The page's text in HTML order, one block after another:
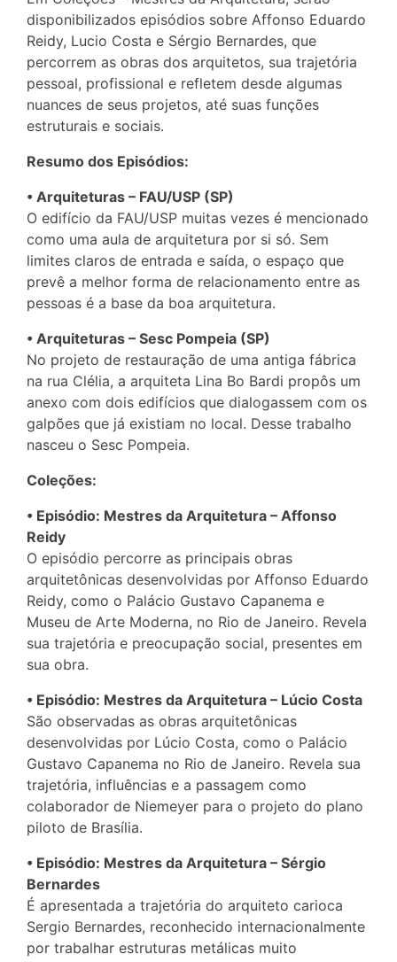
disponibilizados episódios sobre Affonso Eduardo
Reidy, Lucio Costa e Sérgio Bernardes, que
percorrem as obras dos arquitetos, sua trajetória
pessoal, profissional e refletem desde algumas
nuances de seus projetos, até suas funções
estruturais e sociais.
Resumo dos Episódios:
• Arquiteturas – FAU/USP (SP)
O edifício da FAU/USP muitas vezes é mencionado
como uma aula de arquitetura por si só. Sem
limites claros de entrada e saída, o espaço que
prevê a melhor forma de relacionamento entre as
pessoas é a base da boa arquitetura.
• Arquiteturas – Sesc Pompeia (SP)
No projeto de restauração de uma antiga fábrica
na rua Clélia, a arquiteta Lina Bo Bardi propôs um
anexo com dois edifícios que dialogassem com os
galpões que já existiam no local. Desse trabalho
nasceu o Sesc Pompeia.
Coleções:
• Episódio: Mestres da Arquitetura – Affonso
Reidy
O episódio percorre as principais obras
arquitetônicas desenvolvidas por Affonso Eduardo
Reidy, como o Palácio Gustavo Capanema e
Museu de Arte Moderna, no Rio de Janeiro. Revela
sua trajetória e preocupação social, presentes em
sua obra.
• Episódio: Mestres da Arquitetura – Lúcio Costa
São observadas as obras arquitetônicas
desenvolvidas por Lúcio Costa, como o Palácio
Gustavo Capanema no Rio de Janeiro. Revela sua
trajetória, influências e a passagem como
colaborador de Niemeyer para o projeto do plano
piloto de Brasília.
• Episódio: Mestres da Arquitetura – Sérgio
Bernardes
É apresentada a trajetória do arquiteto carioca
Sergio Bernardes, reconhecido internacionalmente
por trabalhar estruturas metálicas muito